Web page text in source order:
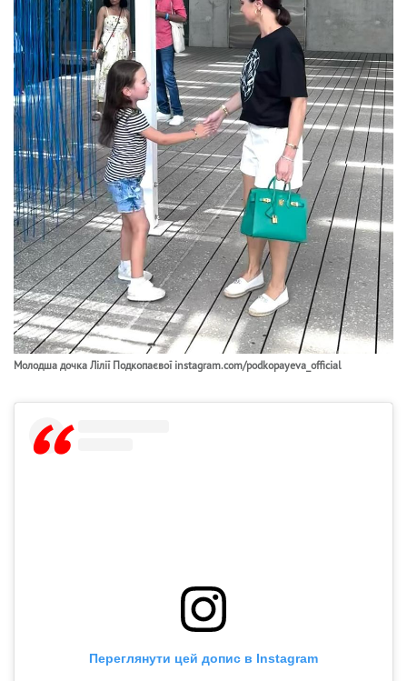
Молодша дочка Лілії Подкопаєвої instagram.com/podkopayeva_official
Переглянути цей допис в Instagram